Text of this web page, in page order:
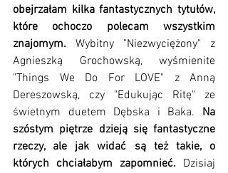
obejrzałam kilka fantastycznych tytułów,
które ochoczo polecam wszystkim
znajomym. Wybitny "Niezwyciężony" z
Agnieszką Grochowską, wyśmienite
"Things We Do For LOVE" z Anną
Dereszowską, czy "Edukując Ritę" ze
świetnym duetem Dębska i Baka. Na
szóstym piętrze dzieją się fantastyczne
rzeczy, ale jak widać są też takie, o
których chciałabym zapomnieć. Dzisiaj